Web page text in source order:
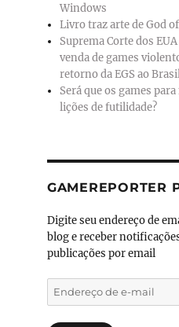
Windows
Livro traz arte de God
Suprema Corte dos
venda de games
retorno da EGS ao
Será que os games
lições de futilidade?
GAMEREPORTER
Digite seu endereço de
blog e receber
publicações por email
Endereço
de
e-